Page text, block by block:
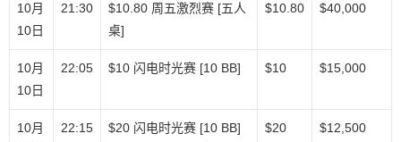
10月
10日
21:30
$10.80 周五激烈赛 [五人
桌]
$10.80 $40,000
10月
10日
22:05 $10 闪电时光赛 [10 BB] $10 $15,000
10月
22:15 $20 闪电时光赛 [10 BB] $20 $12,500